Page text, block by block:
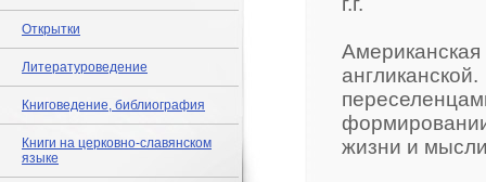
Открытки
Литературоведение
Книговедение, библиография
Книги на церковно-славянском
языке
жизни и